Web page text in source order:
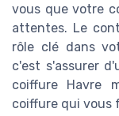
vous que votre
attentes. Le
rôle clé dans
c'est s'assurer
coiffure Havre
coiffure qui vous